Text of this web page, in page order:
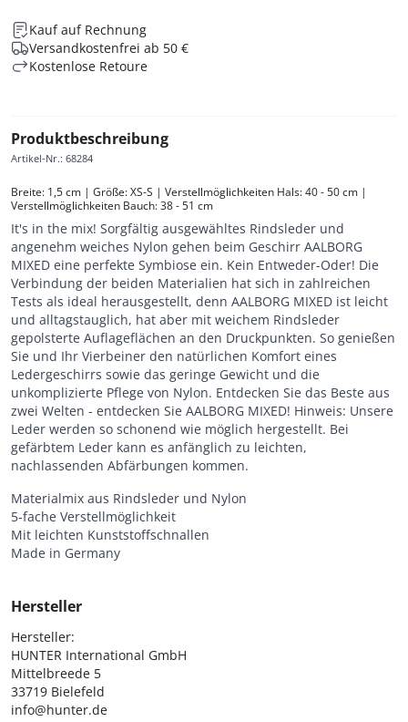
Kauf auf Rechnung
Versandkostenfrei ab 50 €
Kostenlose Retoure
Produktbeschreibung
Artikel-Nr.: 68284
Breite: 1,5 cm | Größe: XS-S | Verstellmöglichkeiten Hals: 40 - 50 cm |
Verstellmöglichkeiten Bauch: 38 - 51 cm
It's in the mix! Sorgfältig ausgewähltes Rindsleder und
angenehm weiches Nylon gehen beim Geschirr AALBORG
MIXED eine perfekte Symbiose ein. Kein Entweder-Oder! Die
Verbindung der beiden Materialien hat sich in zahlreichen
Tests als ideal herausgestellt, denn AALBORG MIXED ist leicht
und alltagstauglich, hat aber mit weichem Rindsleder
gepolsterte Auflageflächen an den Druckpunkten. So genießen
Sie und Ihr Vierbeiner den natürlichen Komfort eines
Ledergeschirrs sowie das geringe Gewicht und die
unkomplizierte Pflege von Nylon. Entdecken Sie das Beste aus
zwei Welten - entdecken Sie AALBORG MIXED! Hinweis: Unsere
Leder werden so schonend wie möglich hergestellt. Bei
gefärbtem Leder kann es anfänglich zu leichten,
nachlassenden Abfärbungen kommen.
Materialmix aus Rindsleder und Nylon
5-fache Verstellmöglichkeit
Mit leichten Kunststoffschnallen
Made in Germany
Hersteller
Hersteller:
HUNTER International GmbH
Mittelbreede 5
33719 Bielefeld
info@hunter.de